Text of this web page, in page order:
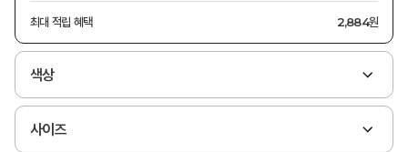
최대 적립 혜택 2,884원
색상
사이즈